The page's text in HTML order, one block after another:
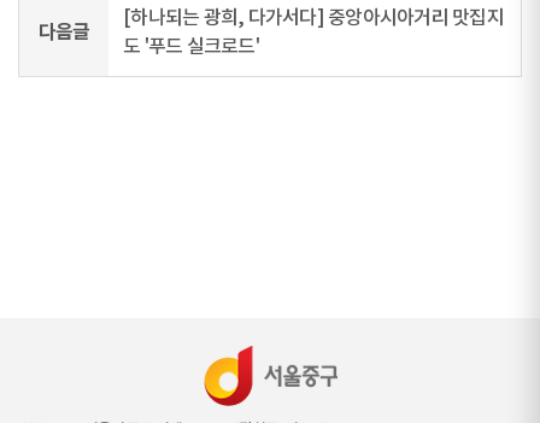
다음글
[하나되는 광희, 다가서다] 중앙아시아거리 맛집지
도 '푸드 실크로드'